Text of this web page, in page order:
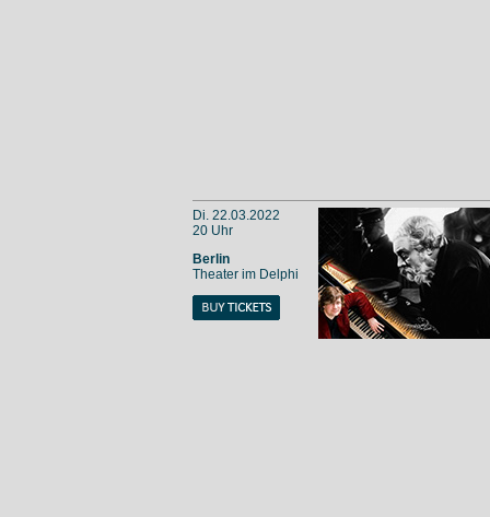
Di. 22.03.2022
20 Uhr
Berlin
Theater im Delphi